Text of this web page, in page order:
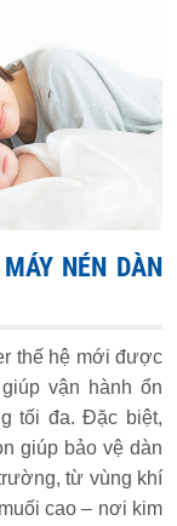
NÉN DÀN
thế hệ mới được
vận hành ổn
tối đa. Đặc biệt,
giúp bảo vệ dàn
từ vùng khí
cao – nơi kim